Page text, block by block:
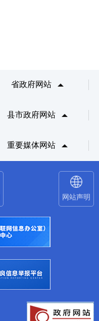
省政府网站
县市政府网站
重要媒体网站
网站声明